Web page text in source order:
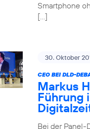
Smartphone
[…]
30. Oktober
CEO BEI DLD-
Markus
Führung
Bei der Panel-